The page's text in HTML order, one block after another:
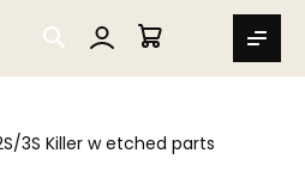
SEARCH
MIN VARUKORG
3S Killer w etched parts